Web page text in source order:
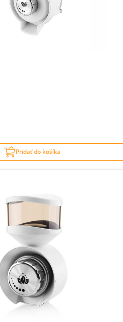
Pridať do košíka